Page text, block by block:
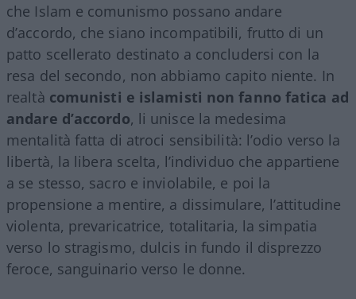
che Islam e comunismo possano andare
d’accordo, che siano incompatibili, frutto di un
patto scellerato destinato a concludersi con la
resa del secondo, non abbiamo capito niente. In
realtà comunisti e islamisti non fanno fatica ad
andare d’accordo, li unisce la medesima
mentalità fatta di atroci sensibilità: l’odio verso la
libertà, la libera scelta, l’individuo che appartiene
a se stesso, sacro e inviolabile, e poi la
propensione a mentire, a dissimulare, l’attitudine
violenta, prevaricatrice, totalitaria, la simpatia
verso lo stragismo, dulcis in fundo il disprezzo
feroce, sanguinario verso le donne.